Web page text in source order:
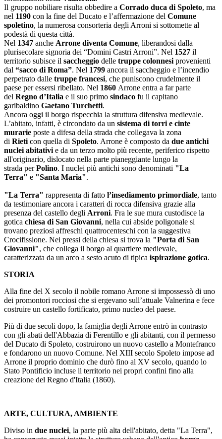
Il gruppo nobiliare risulta obbedire a Corrado duca di Spoleto, ma
nel 1190 con la fine del Ducato e l’affermazione del Comune
spoletino, la numerosa consorteria degli Arroni si sottomette al
podestà di questa città.
Nel 1347 anche Arrone diventa Comune, liberandosi dalla
plurisecolare signoria dei “Domini Castri Arroni”. Nel 1527 il
territorio subisce il saccheggio delle truppe colonnesi provenienti
dal “sacco di Roma”. Nel 1799 ancora il saccheggio e l’incendio
perpetrato dalle truppe francesi, che puniscono crudelmente il
paese per essersi ribellato. Nel 1860 Arrone entra a far parte
del Regno d’Italia e il suo primo sindaco fu il capitano
garibaldino Gaetano Turchetti.
Ancora oggi il borgo rispecchia la struttura difensiva medievale.
L’abitato, infatti, è circondato da un sistema di torri e cinte
murarie poste a difesa della strada che collegava la zona
di Rieti con quella di Spoleto. Arrone è composto da due antichi
nuclei abitativi e da un terzo molto più recente, periferico rispetto
all'originario, dislocato nella parte pianeggiante lungo la
strada perPolino. I nuclei più antichi sono denominati "La
Terra" e "Santa Maria".
"La Terra" rappresenta di fatto l’insediamento primordiale, tanto
da testimoniare ancora i caratteri di rocca difensiva grazie alla
presenza del castello degli Arroni. Fra le sue mura custodisce la
gotica chiesa di San Giovanni, nella cui abside poligonale si
trovano preziosi affreschi quattrocenteschi con la suggestiva
Crocifissione. Nei pressi della chiesa si trova la "Porta di San
Giovanni", che collega il borgo al quartiere medievale,
caratterizzata da un arco a sesto acuto di tipica ispirazione gotica.
STORIA
Alla fine del X secolo il nobile romano Arrone si impossessò di uno
dei promontori rocciosi che si ergevano sull’attuale Valnerina e fece
costruire un castello fortificato, primo nucleo del paese.
Più di due secoli dopo, la famiglia degli Arrone entrò in contrasto
con gli abati dell'Abbazia di Ferentillo e gli abitanti, con il permesso
del Ducato di Spoleto, costruirono un nuovo castello a Montefranco
e fondarono un nuovo Comune. Nel XIII secolo Spoleto impose ad
Arrone il proprio dominio che durò fino al XV secolo, quando lo
Stato Pontificio incluse il territorio nei propri confini fino alla
creazione del Regno d'Italia (1860).
ARTE, CULTURA, AMBIENTE
Diviso in due nuclei, la parte più alta dell'abitato, detta "La Terra",